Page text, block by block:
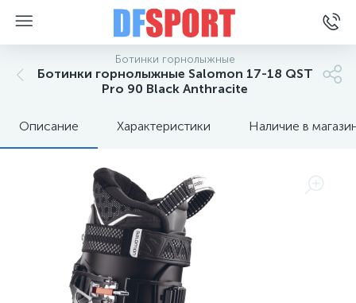
Ботинки горнолыжные
Ботинки горнолыжные Salomon 17-18 QST
Pro 90 Black Anthracite
Описание Характеристики Наличие в